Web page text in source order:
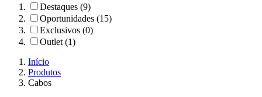
Destaques (9)
Oportunidades (15)
Exclusivos (0)
Outlet (1)
Início
Produtos
Cabos